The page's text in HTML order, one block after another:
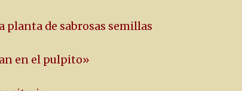
planta de sabrosas semillas
en el pulpito»